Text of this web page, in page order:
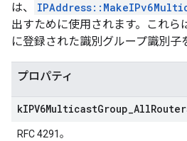
は、
出すために使用されます。これら
に登録された識別グループ識別子
プロパティ
kIPV6MulticastGroup All
RFC 4291。